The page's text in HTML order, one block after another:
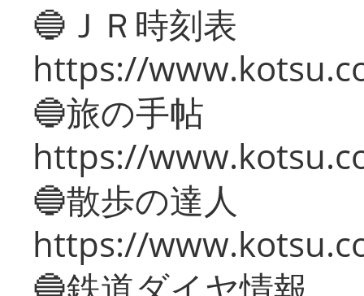
🔵ＪＲ時刻表
https://
🔵旅の手帖
https://
🔵散歩の達人
https://